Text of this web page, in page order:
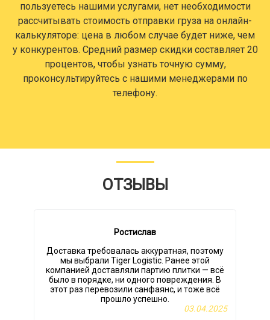
пользуетесь нашими услугами, нет необходимости
рассчитывать стоимость отправки груза на онлайн-
калькуляторе: цена в любом случае будет ниже, чем
у конкурентов. Средний размер скидки составляет 20
процентов, чтобы узнать точную сумму,
проконсультируйтесь с нашими менеджерами по
телефону.
ОТЗЫВЫ
Ростислав
Доставка требовалась аккуратная, поэтому
мы выбрали Tiger Logistic. Ранее этой
компанией доставляли партию плитки — всё
было в порядке, ни одного повреждения. В
этот раз перевозили санфаянс, и тоже всё
прошло успешно.
03.04.2025